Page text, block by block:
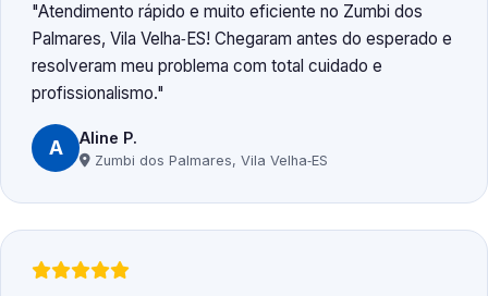
Atendimento rápido e muito eficiente no Zumbi dos
Palmares, Vila Velha‑ES! Chegaram antes do esperado e
resolveram meu problema com total cuidado e
profissionalismo.
A Aline P.
Zumbi dos Palmares, Vila Velha‑ES